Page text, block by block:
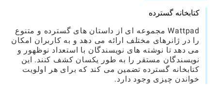
کتابخانه گسترده
Wattpad مجموعه ای از داستان های گسترده و متنوع
را در ژانرهای مختلف ارائه می دهد و به کاربران امکان
می دهد تا نوشته های نویسندگان با استعداد نوظهور و
نویسندگان مستقر را به طور یکسان کشف کنند. این
کتابخانه گسترده تضمین می کند که برای هر اولویت
خواندن چیزی وجود دارد.